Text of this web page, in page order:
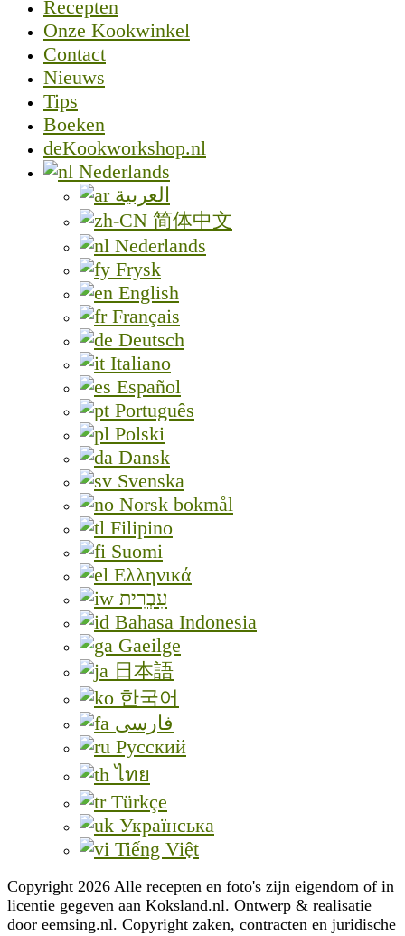
Recepten
Onze Kookwinkel
Contact
Nieuws
Tips
Boeken
deKookworkshop.nl
Nederlands
العربية
简体中文
Nederlands
Frysk
English
Français
Deutsch
Italiano
Español
Português
Polski
Dansk
Svenska
Norsk bokmål
Filipino
Suomi
Ελληνικά
עִבְרִית
Bahasa Indonesia
Gaeilge
日本語
한국어
فارسی
Русский
ไทย
Türkçe
Українська
Tiếng Việt
Copyright 2026 Alle recepten en foto's zijn eigendom of in
licentie gegeven aan Koksland.nl. Ontwerp & realisatie
door eemsing.nl. Copyright zaken, contracten en juridische